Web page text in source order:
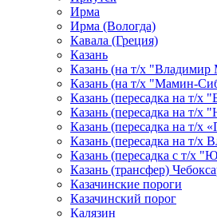
Ирма
Ирма (Вологда)
Кавала (Греция)
Казань
Казань (на т/х "Владимир
Казань (на т/х "Мамин-
Казань (пересадка на т/х
Казань (пересадка на т/
Казань (пересадка на т/х
Казань (пересадка на т/х
Казань (пересадка с т/х
Казань (трансфер)
Казачинские пороги
Казачинский порог
Калязин